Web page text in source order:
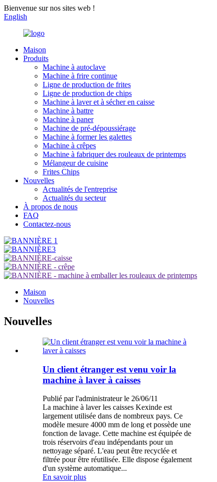
Bienvenue sur nos sites web !
English
Maison
Produits
Machine à autoclave
Machine à frire continue
Ligne de production de frites
Ligne de production de chips
Machine à laver et à sécher en caisse
Machine à battre
Machine à paner
Machine de pré-dépoussiérage
Machine à former les galettes
Machine à crêpes
Machine à fabriquer des rouleaux de printemps
Mélangeur de cuisine
Frites Chips
Nouvelles
Actualités de l'entreprise
Actualités du secteur
À propos de nous
FAQ
Contactez-nous
Maison
Nouvelles
Nouvelles
Un client étranger est venu voir la
machine à laver à caisses
Publié par l'administrateur le 26/06/11
La machine à laver les caisses Kexinde est
largement utilisée dans de nombreux pays. Ce
modèle mesure 4000 mm de long et possède une
fonction de lavage. Cette machine est équipée de
trois réservoirs d'eau indépendants pour un
nettoyage séparé. L'eau peut être recyclée et
filtrée pour être réutilisée. Elle dispose également
d'un système automatique...
En savoir plus